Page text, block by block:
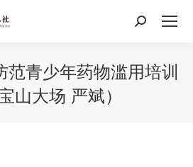
搜
范青少年药物滥用培训
山大场 严斌）